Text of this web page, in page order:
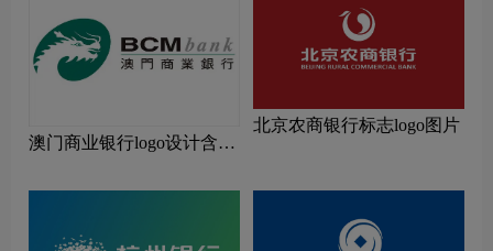
澳门商业银行logo设计含义
北京农商银行标志logo图片